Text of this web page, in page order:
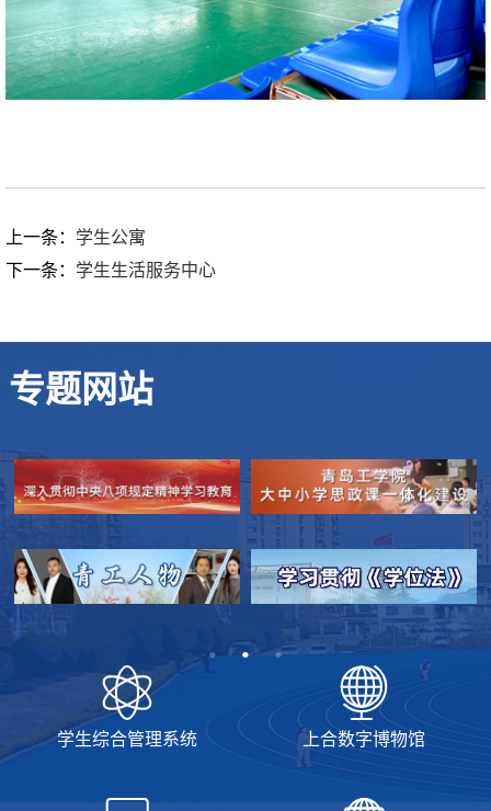
上一条： 学生公寓
下一条： 学生生活服务中心
专题网站
学生综合管理系统 上合数字博物馆